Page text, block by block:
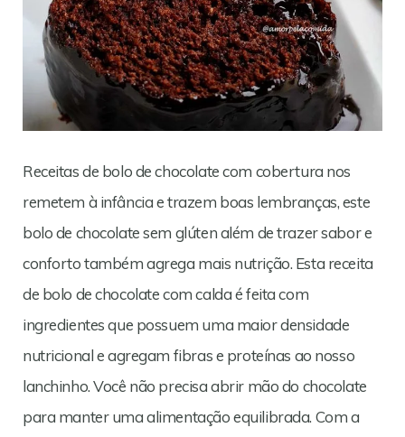
Receitas de bolo de chocolate com cobertura nos
remetem à infância e trazem boas lembranças, este
bolo de chocolate sem glúten além de trazer sabor e
conforto também agrega mais nutrição. Esta receita
de bolo de chocolate com calda é feita com
ingredientes que possuem uma maior densidade
nutricional e agregam fibras e proteínas ao nosso
lanchinho. Você não precisa abrir mão do chocolate
para manter uma alimentação equilibrada. Com a